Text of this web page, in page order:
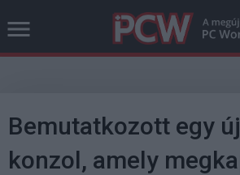
Bemutatkozott egy
konzol, amely